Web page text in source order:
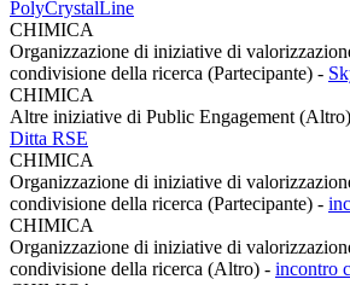
PolyCrystalLine
CHIMICA
Organizzazione di iniziative di
condivisione della ricerca (Partecipante) -
CHIMICA
Altre iniziative di Public Engagement (Altro)
Ditta RSE
CHIMICA
Organizzazione di iniziative di
condivisione della ricerca (Partecipante) -
CHIMICA
Organizzazione di iniziative di
condivisione della ricerca (Altro) - incontro